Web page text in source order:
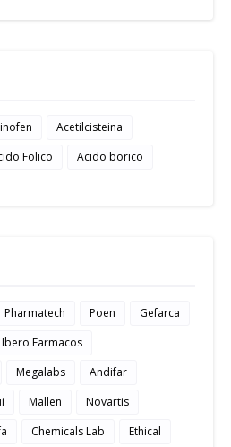
Acetilcisteina
Folico Acido borico
Pharmatech Poen
Gefarca
Ibero Farmacos
Megalabs
Andifar
Mallen
Novartis
Chemicals Lab
Ethical